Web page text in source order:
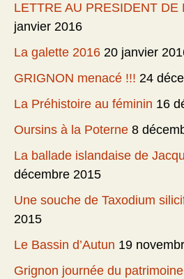
LETTRE AU PRESIDENT DE
janvier 2016
La galette 2016 20 janvier
GRIGNON menacé !!! 24
La Préhistoire au féminin 16
Oursins à la Poterne 8
La ballade islandaise de
décembre 2015
Une souche de Taxodium
2015
Le Bassin d’Autun 19
Grignon journée du